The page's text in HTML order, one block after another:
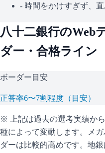
- 時間をかけすぎず、
八十二銀行のWeb
ダー・合格ライン
ボーダー目安
正答率6〜7割程度（目安）
※ 上記は過去の選考実績か
種によって変動します。
メ
ダーは比較的高めです。地